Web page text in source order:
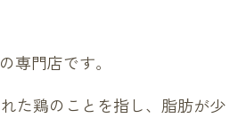
専門店です。
た鶏のことを指し、脂肪が少